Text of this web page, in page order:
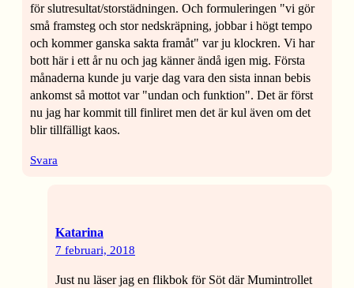
för slutresultat/storstädningen. Och formuleringen "vi gör
små framsteg och stor nedskräpning, jobbar i högt tempo
och kommer ganska sakta framåt" var ju klockren. Vi har
bott här i ett år nu och jag känner ändå igen mig. Första
månaderna kunde ju varje dag vara den sista innan bebis
ankomst så mottot var "undan och funktion". Det är först
nu jag har kommit till finliret men det är kul även om det
blir tillfälligt kaos.
Svara
Katarina
7 februari, 2018
Just nu läser jag en flikbok för Söt där Mumintrollet